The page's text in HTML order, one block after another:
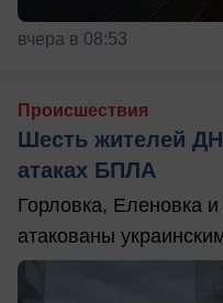
вчера в 08:53
Происшествия
Шесть жителей
атаках БПЛА
Горловка, Еленовка
атакованы